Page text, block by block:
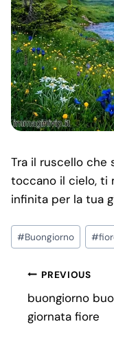
Tra il ruscello che
toccano il cielo, ti
infinita per la tua
Post
Tags:
#Buongiorno #
Post
Navigation
PREVIOUS
buongiorno
giornata fiore